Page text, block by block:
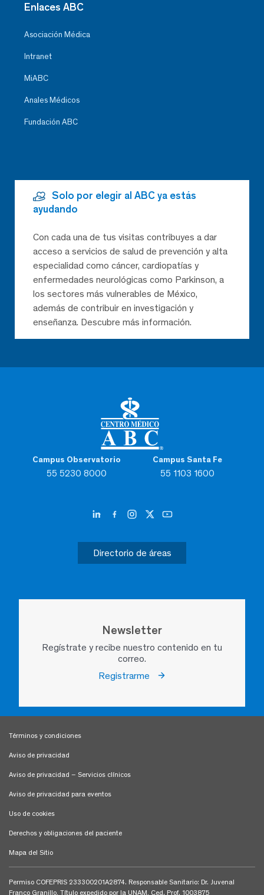
Campus Observatorio
55 5230 8000
Campus Santa Fe
55 1103 1600
Directorio de áreas
Newsletter
Regístrate y recibe nuestro contenido en tu
correo.
Registrarme
Enlaces ABC
Asociación Médica
Intranet
MiABC
Anales Médicos
Fundación ABC
Solo por elegir al ABC ya estás
ayudando
Con cada una de tus visitas contribuyes a dar
acceso a servicios de salud de prevención y alta
especialidad como cáncer, cardiopatías y
enfermedades neurológicas como Parkinson, a
los sectores más vulnerables de México,
además de contribuir en investigación y
enseñanza. Descubre más información.
Términos y condiciones
Aviso de privacidad
Aviso de privacidad – Servicios clínicos
Aviso de privacidad para eventos
Uso de cookies
Derechos y obligaciones del paciente
Mapa del Sitio
Permiso COFEPRIS 233300201A2874. Responsable Sanitario: Dr. Juvenal
Franco Granillo, Título expedido por la UNAM, Ced. Prof. 1003875